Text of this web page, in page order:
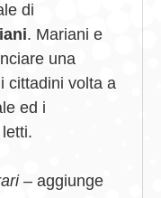
di
. Mariani e
una
cittadini volta a
ed i
– aggiunge